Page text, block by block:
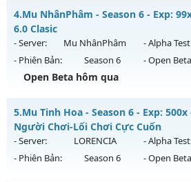
Kiểu reset: Reset In Game
Thể loại: Mu Nguyên bản Webzen
Antihack: KHÔNG THỂ HACK
Drop Cực Cao - Cày Là Có Đánh Quái
Mu mới ra tháng 08 2026 - Mở máy
ngày 16/08/2626
Exp: 888x - Drop: 20%
Kiểu reset: Non Reset
Antihack: Game Guard
4.Mu NhânPhâm - Season 6 - Exp:
6.0 Clasic
- Server: Mu NhânPhâm - Alpha
- Phiên Bản:
Season 6 - Open
Open Beta hôm qua
Mu NhânPhâm - Mu 6.0 Clasic
Mu mới ra tháng 08 2026 - Mở máy
13h ngày 09/08/2626
Exp: 99x - Drop: 999%
5.Mu Tinh Hoa - Season 6 - Exp:
Người Chơi-Lối Chơi Cực Cuốn
- Server: LORENCIA - Alpha
- Phiên Bản:
Season 6 - Open